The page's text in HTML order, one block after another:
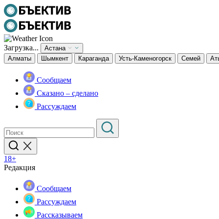
Загрузка...
Астана
Алматы
Шымкент Караганда Усть-Каменогорск Семей
Сообщаем
Сказано – сделано
Рассуждаем
18+
Редакция
Сообщаем
Рассуждаем
Рассказываем